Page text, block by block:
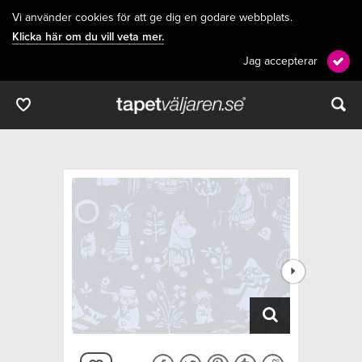
Vi använder cookies för att ge dig en godare webbplats.
Klicka här om du vill veta mer.
Jag accepterar